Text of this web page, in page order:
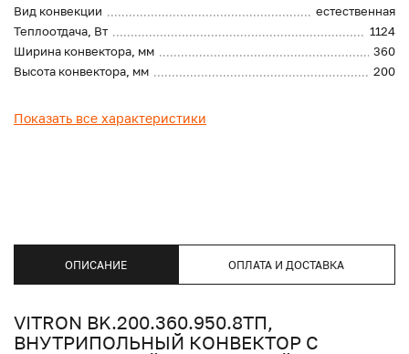
Вид конвекции
естественная
Теплоотдача, Вт
1124
Ширина конвектора, мм
360
Высота конвектора, мм
200
Показать все характеристики
ОПИСАНИЕ ОПЛАТА И ДОСТАВКА
VITRON BK.200.360.950.8ТП,
ВНУТРИПОЛЬНЫЙ КОНВЕКТОР С